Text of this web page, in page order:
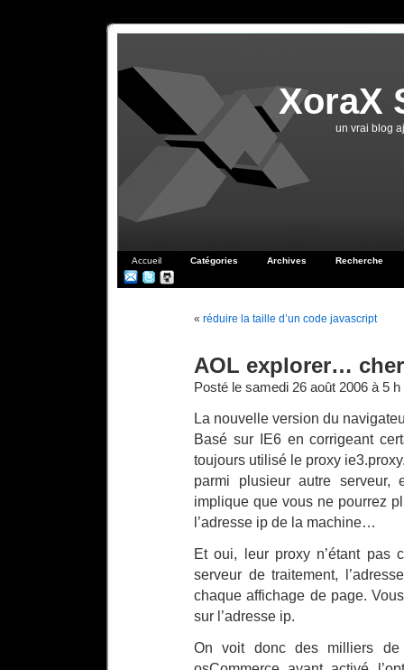
XoraX
un vrai blog
Accueil Catégories Archives Recherche
« réduire la taille d’un code javascript
AOL explorer…
Posté le samedi 26 août 2006 à 5
La nouvelle version du
Basé sur IE6 en corrigeant
toujours utilisé le proxy
parmi plusieur autre
implique que vous ne pourrez
l’adresse ip de la machine…
Et oui, leur proxy n’étant pas
serveur de traitement,
chaque affichage de page.
sur l’adresse ip.
On voit donc des milliers